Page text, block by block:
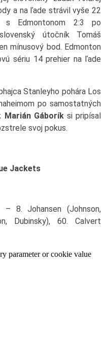
a na ľade strávil vyše 22
s Edmontonom 2:3 po
útočník Tomáš
mínusový bod. Edmonton
sériu 14 prehier na ľade
Stanleyho pohára Los
po samostatných
Marián Gáboríksi pripísal
svoj pokus.
Jackets
– 8. Johansen (Johnson,
Dubinsky), 60. Calvert